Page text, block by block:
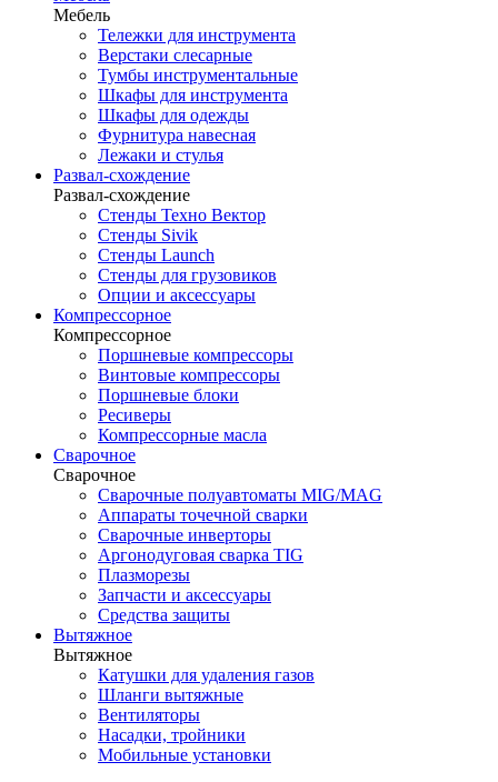
Мебель
Тележки для инструмента
Верстаки слесарные
Тумбы инструментальные
Шкафы для инструмента
Шкафы для одежды
Фурнитура навесная
Лежаки и стулья
Развал-схождение
Развал-схождение
Стенды Техно Вектор
Стенды Sivik
Стенды Launch
Стенды для грузовиков
Опции и аксессуары
Компрессорное
Компрессорное
Поршневые компрессоры
Винтовые компрессоры
Поршневые блоки
Ресиверы
Компрессорные масла
Сварочное
Сварочное
Сварочные полуавтоматы MIG/MAG
Аппараты точечной сварки
Сварочные инверторы
Аргонодуговая сварка TIG
Плазморезы
Запчасти и аксессуары
Средства защиты
Вытяжное
Вытяжное
Катушки для удаления газов
Шланги вытяжные
Вентиляторы
Насадки, тройники
Мобильные установки